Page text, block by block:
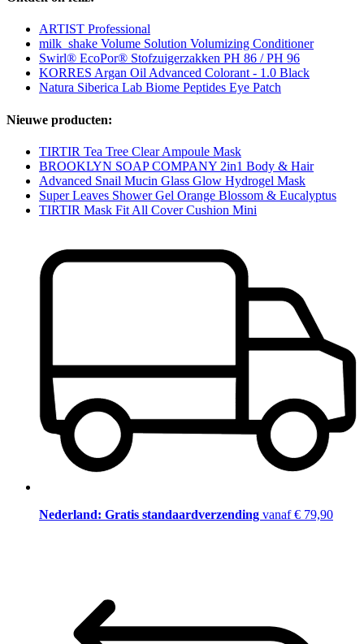
ARTIST Professional
milk_shake Volume Solution Volumizing Conditioner
Swirl® EcoPor® Stofzuigerzakken PH 86 / PH 96
KORRES Argan Oil Advanced Colorant - 1.0 Black
Natura Siberica Lab Biome Peptides Eye Patch
Nieuwe producten:
TIRTIR Tea Tree Clear Ampoule Mask
BROOKLYN SOAP COMPANY 2in1 Body & Hair
Advanced Snail Mucin Glass Glow Hydrogel Mask
Super Leaves Shower Gel Orange Blossom & Eucalyptus
TIRTIR Mask Fit All Cover Cushion Mini
Nederland: Gratis standaardverzending vanaf € 79,90